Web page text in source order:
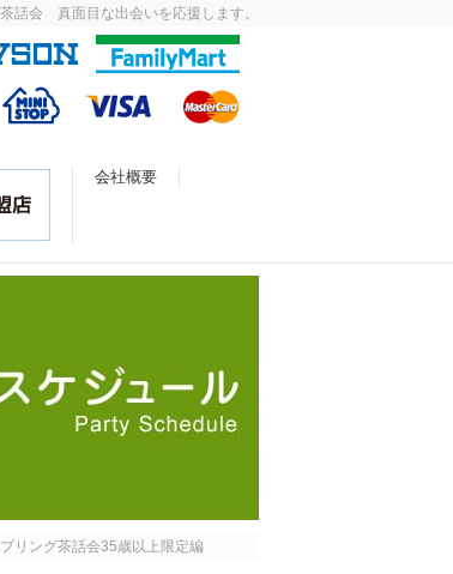
話会 真面目な出会いを応援します。
会社概要
リング茶話会35歳以上限定編